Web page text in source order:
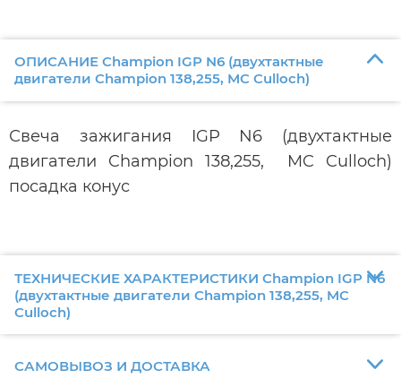
ОПИСАНИЕ Champion IGP N6 (двухтактные
двигатели Chаmpion 138,255, MC Culloch)
Свеча зажигания IGP N6 (двухтактные
двигатели Chаmpion 138,255, MC Culloch)
посадка конус
ТЕХНИЧЕСКИЕ ХАРАКТЕРИСТИКИ Champion IGP N6
(двухтактные двигатели Chаmpion 138,255, MC
Culloch)
САМОВЫВОЗ И ДОСТАВКА